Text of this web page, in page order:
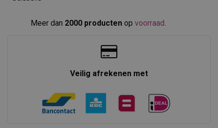
Meer dan 2000 producten op voorraad
Veilig afrekenen met